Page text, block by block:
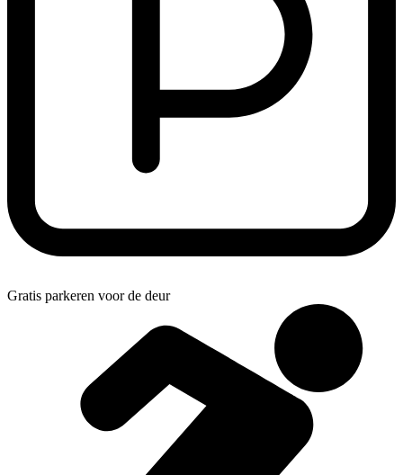
Gratis parkeren voor de deur